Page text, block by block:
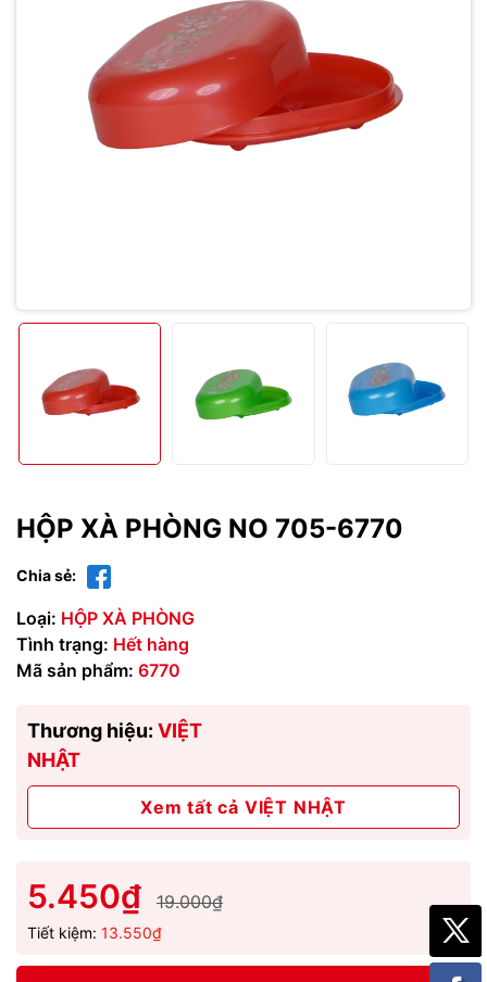
HỘP XÀ PHÒNG NO 705-6770
Chia sẻ:
Loại: HỘP XÀ PHÒNG
Tình trạng: Hết hàng
Mã sản phẩm: 6770
Thương hiệu: VIỆT
NHẬT
Xem tất cả VIỆT NHẬT
5.450₫ 19.000₫
Tiết kiệm: 13.550₫